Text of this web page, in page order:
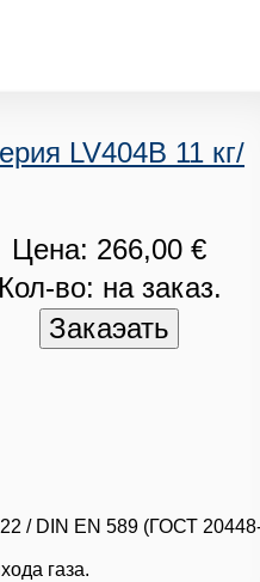
LV404B 11 кг/
Цена: 266,00 €
Кол-во: на заказ.
/ DIN EN 589 (ГОСТ
газа.